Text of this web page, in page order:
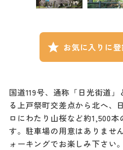
お気に入りに
国道119号、通称「日光街道
る上戸祭町交差点から北へ、
ロにわたり山桜など約1,500
す。駐車場の用意はありませ
ォーキングでお楽しみ下さい。
Languag
e